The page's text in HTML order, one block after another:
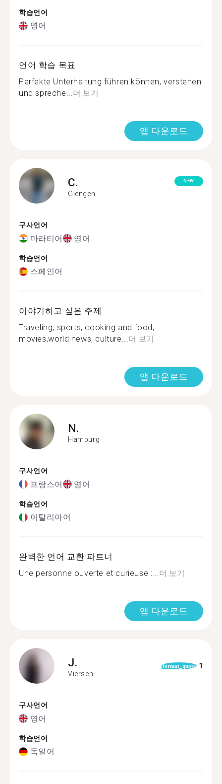
학습언어
영어
언어 학습 목표
Perfekte Unterhaltung führen können, verstehen
und spreche...더 보기
앱 다운로드
C.
Giengen
NEW
구사언어
마라티어 영어
학습언어
스페인어
이야기하고 싶은 주제
Traveling, sports, cooking and food,
movies,world news, culture...더 보기
앱 다운로드
N.
Hamburg
구사언어
프랑스어 영어
학습언어
이탈리아어
완벽한 언어 교환 파트너
Une personne ouverte et curieuse :...더 보기
앱 다운로드
J.
Viersen
format_quote 1
구사언어
영어
학습언어
독일어